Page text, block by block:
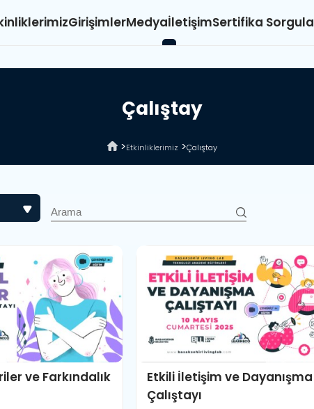
GirişimlerMedyaİletişimSertifika Sorgula
Çalıştay
Etkinliklerimiz Çalıştay
ve Farkındalık
Etkili İletişim ve Dayanışma
Çalıştayı